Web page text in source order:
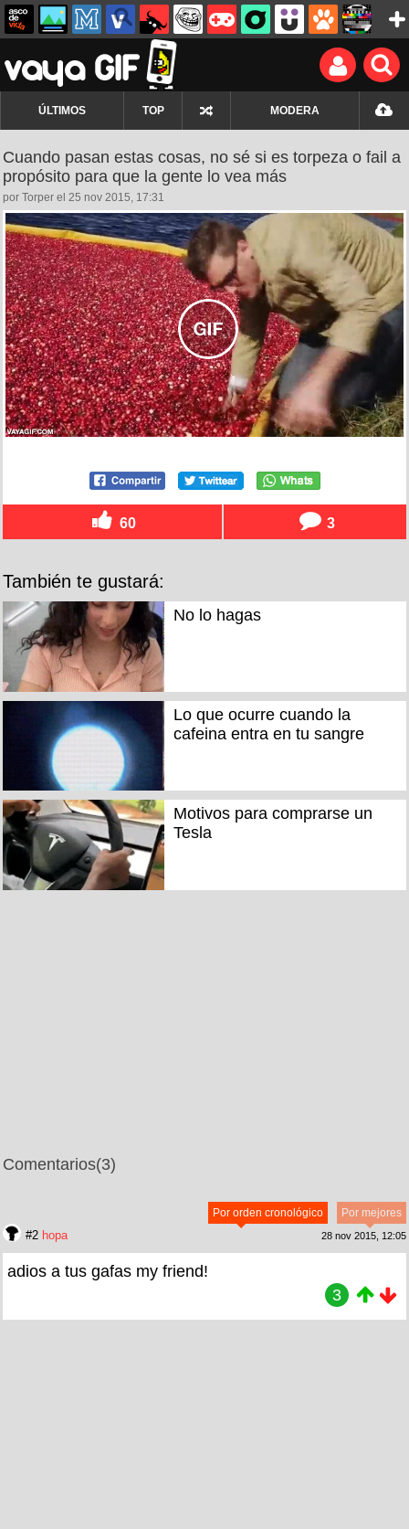
ÚLTIMOS TOP MODERA
Cuando pasan estas cosas, no sé si es torpeza o fail a
propósito para que la gente lo vea más
por Torper el 25 nov 2015, 17:31
60 3
También te gustará:
No lo hagas
Lo que ocurre cuando la
cafeina entra en tu sangre
Motivos para comprarse un
Tesla
Comentarios(3)
Por mejores
Por orden cronológico
#2 hopa 28 nov 2015, 12:05
adios a tus gafas my friend!
3